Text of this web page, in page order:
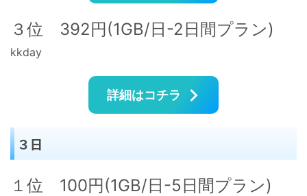
３位 392円(1GB/日-2日間プラン)
kkday
詳細はコチラ
３日
１位 100円(1GB/日-5日間プラン)